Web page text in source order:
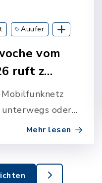
vom
ruft z…
oder
das steht
Auufer
Moordiek
Mehr lesen